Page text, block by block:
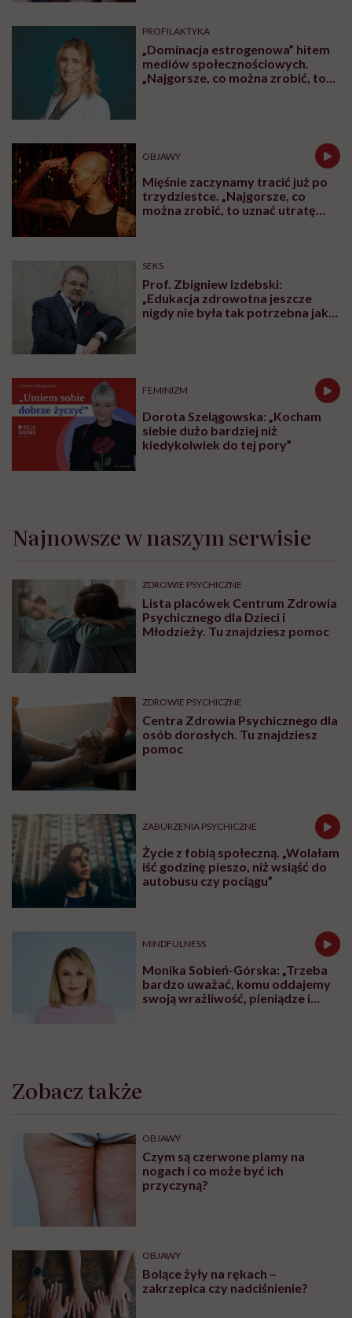
PROFILAKTYKA
„Dominacja estrogenowa” hitem
mediów społecznościowych.
„Najgorsze, co można zrobić, to
OBJAWY
Mięśnie zaczynamy tracić już po
trzydziestce. „Najgorsze, co
można zrobić, to uznać utratę
SEKS
Prof. Zbigniew Izdebski:
„Edukacja zdrowotna jeszcze
nigdy nie była tak potrzebna jak
FEMINIZM
Dorota Szelągowska: „Kocham
siebie dużo bardziej niż
kiedykolwiek do tej pory”
Najnowsze w naszym serwisie
ZDROWIE PSYCHICZNE
Lista placówek Centrum Zdrowia
Psychicznego dla Dzieci i
Młodzieży. Tu znajdziesz pomoc
ZDROWIE PSYCHICZNE
Centra Zdrowia Psychicznego dla
osób dorosłych. Tu znajdziesz
pomoc
ZABURZENIA PSYCHICZNE
Życie z fobią społeczną. „Wolałam
iść godzinę pieszo, niż wsiąść do
autobusu czy pociągu”
MINDFULNESS
Monika Sobień-Górska: „Trzeba
bardzo uważać, komu oddajemy
swoją wrażliwość, pieniądze i
Zobacz także
OBJAWY
Czym są czerwone plamy na
nogach i co może być ich
przyczyną?
OBJAWY
Bolące żyły na rękach –
zakrzepica czy nadciśnienie?